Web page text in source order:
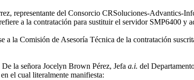
representante del Consorcio CRSoluciones-Advantics-
a la contratación para sustituir el servidor SMP6400 y
a la Comisión de Asesoría Técnica de la contratación
De la señora Jocelyn Brown Pérez, Jefa a.i. del
el cual literalmente manifiesta: